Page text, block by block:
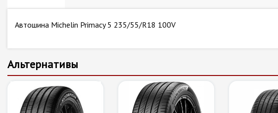
Автошина Michelin Primacy 5 235/55/R18 100V
Альтернативы